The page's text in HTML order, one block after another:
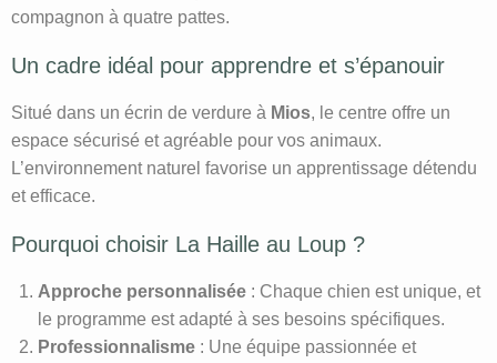
compagnon à quatre pattes.
Un cadre idéal pour apprendre et s’épanouir
Situé dans un écrin de verdure à Mios, le centre offre un
espace sécurisé et agréable pour vos animaux.
L’environnement naturel favorise un apprentissage détendu
et efficace.
Pourquoi choisir La Haille au Loup ?
Approche personnalisée : Chaque chien est unique, et
le programme est adapté à ses besoins spécifiques.
Professionnalisme : Une équipe passionnée et